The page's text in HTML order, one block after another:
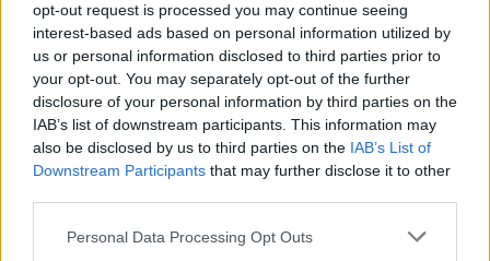
opt-out request is processed you may continue seeing
interest-based ads based on personal information utilized by
us or personal information disclosed to third parties prior to
your opt-out. You may separately opt-out of the further
disclosure of your personal information by third parties on the
IAB’s list of downstream participants. This information may
also be disclosed by us to third parties on the IAB’s List of
Downstream Participants that may further disclose it to other
Please note that this website/app uses one or more Google
Personal Data Processing Opt Outs
Η «Πελοπόννησος» και το pelop.gr σε
ανοιχτή γραμμή με τον Πολίτη
Η φωνή σου έχει δύναμη – στείλε παράπονα,
καταγγελίες ή ιδέες για τη γειτονιά σου.